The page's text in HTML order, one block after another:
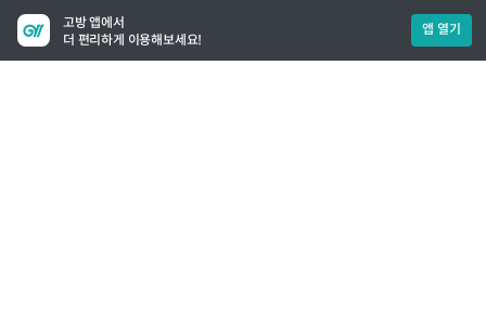
고방 앱에서
더 편리하게 이용해보세요!
앱 열기